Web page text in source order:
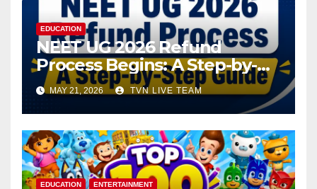
EDUCATION
NEET UG 2026 Refund
Process Begins: A Step-by-
Step Guide to Submit Bank
Details
MAY 21, 2026 TVN LIVE TEAM
EDUCATION ENTERTAINMENT